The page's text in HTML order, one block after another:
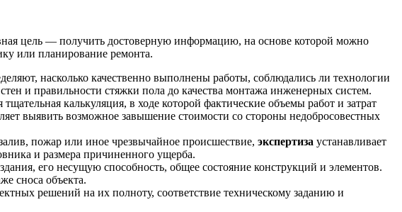
цель — получить достоверную информацию, на основе которой можно
или планирование ремонта.
насколько качественно выполнены работы, соблюдались ли технологии
и правильности стяжки пола до качества монтажа инженерных систем.
тщательная калькуляция, в ходе которой фактические объемы работ и затрат
выявить возможное завышение стоимости со стороны недобросовестных
пожар или иное чрезвычайное происшествие, экспертиза устанавливает
и размера причиненного ущерба.
его несущую способность, общее состояние конструкций и элементов.
сноса объекта.
решений на их полноту, соответствие техническому заданию и